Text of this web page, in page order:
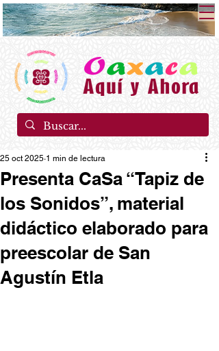
Presenta CaSa “Tapiz de
los Sonidos”, material
didáctico elaborado para
preescolar de San
Agustín Etla
25 oct 2025 1 min de lectura